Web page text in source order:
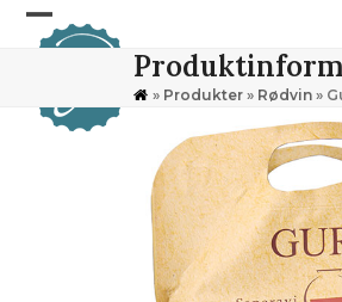
Skip
Open
menu
Close
menu
» Produkter » Rødvin »